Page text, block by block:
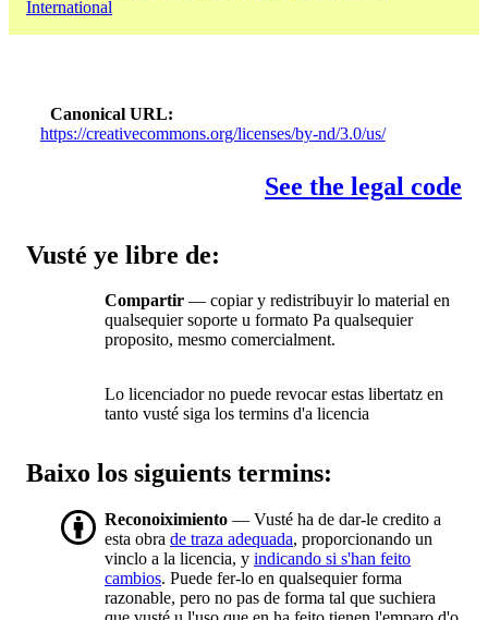
International
Canonical URL
https://creativecommons.org/licenses/by-nd/3.0/us/
See the legal code
Vusté ye libre de:
Compartir — copiar y redistribuyir lo material en
qualsequier soporte u formato Pa qualsequier
proposito, mesmo comercialment.
Lo licenciador no puede revocar estas libertatz en
tanto vusté siga los termins d'a licencia
Baixo los siguients termins:
Reconoiximiento — Vusté ha de dar-le credito a
esta obra de traza adequada, proporcionando un
vinclo a la licencia, y indicando si s'han feito
cambios. Puede fer-lo en qualsequier forma
razonable, pero no pas de forma tal que suchiera